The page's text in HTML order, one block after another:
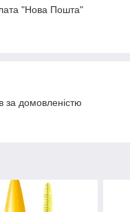
"Нова Пошта"
за домовленістю